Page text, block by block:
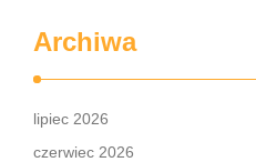
Archiwa
lipiec 2026
czerwiec 2026